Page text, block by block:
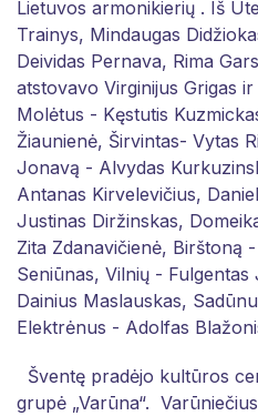
Lietuvos armonikierių . Iš
Trainys, Mindaugas
Deividas Pernava, Rima
atstovavo Virginijus Grigas
Molėtus - Kęstutis
Žiaunienė, Širvintas- Vytas
Jonavą - Alvydas
Antanas Kirvelevičius,
Justinas Diržinskas,
Zita Zdanavičienė, Birštoną
Seniūnas, Vilnių - Fulgentas
Dainius Maslauskas,
Elektrėnus - Adolfas
Šventę pradėjo kultūros
grupė „Varūna“.